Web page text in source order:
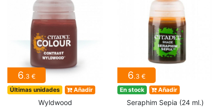
6.3 €
Últimas unidades Añadir
Wyldwood
6.3 €
En stock Añadir
Seraphim Sepia (24 ml.)